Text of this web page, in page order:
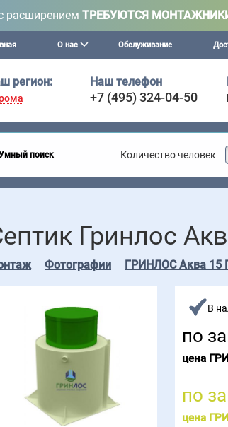
расширением ТРЕБУЮТСЯ
О нас Обслуживание
регион: Наш телефон
+7 (495) 324-04-50
поиск Количество человек
Гринлос
Фотографии ГРИНЛОС Аква 15
В
по
цена
по
цена